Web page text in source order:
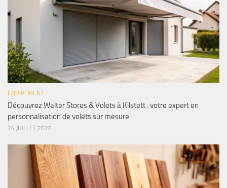
ÉQUIPEMENT
Découvrez Walter Stores & Volets à Kilstett : votre expert en
personnalisation de volets sur mesure
24 JUILLET 2026